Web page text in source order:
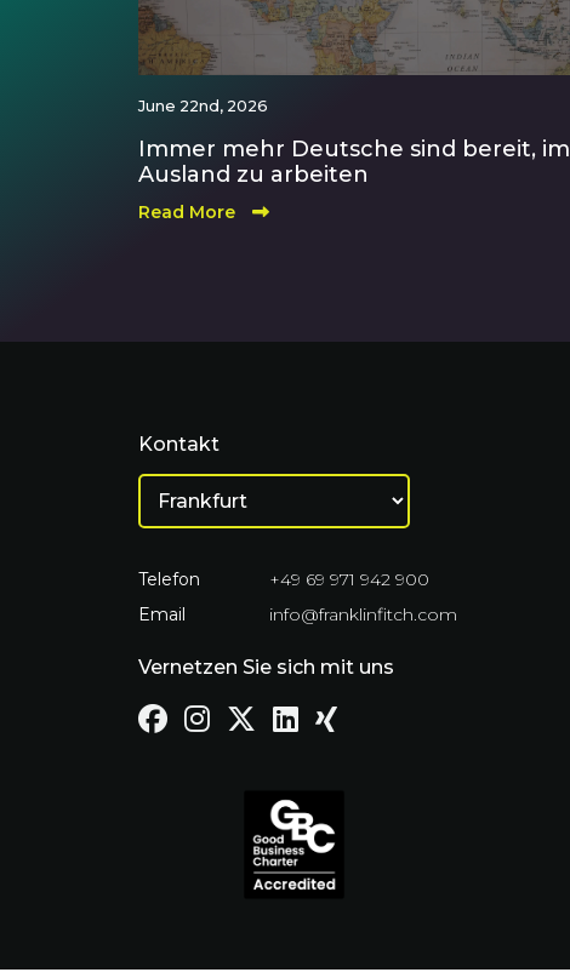
June 22nd, 2026
Immer mehr Deutsche sind bereit, im
Ausland zu arbeiten
Read More
Kontakt
Telefon
+49 69 971 942 900
Email
info@franklinfitch.com
Vernetzen Sie sich mit uns